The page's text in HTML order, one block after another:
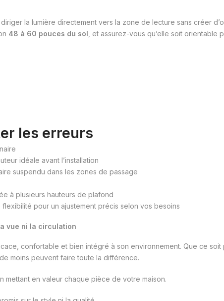
la lumière directement vers la zone de lecture sans créer
48 à 60 pouces du sol , et assurez-vous qu’elle soit orientable
les erreurs
idéale avant l’installation
suspendu dans les zones de passage
à plusieurs hauteurs de plafond
pour un ajustement précis selon vos besoins
vue ni la circulation
confortable et bien intégré à son environnement. Que ce
moins peuvent faire toute la différence.
mettant en valeur chaque pièce de votre maison.